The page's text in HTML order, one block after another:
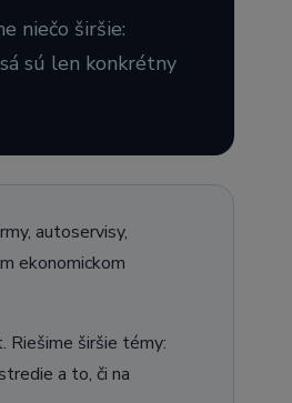
niečo širšie:
sú len konkrétny
autoservisy,
ekonomickom
Riešime širšie témy:
a to, či na